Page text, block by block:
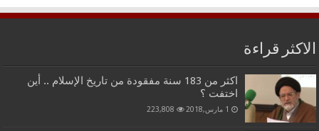
الاكثر قراءة
اكثر من 183 سنة مفقودة من تاريخ الإسلام .. أين
اختفت ؟
1 مارس,2018 223,808